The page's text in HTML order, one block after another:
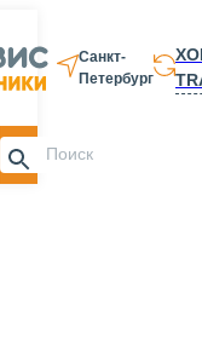
Санкт-
Петербург
8 812 337-